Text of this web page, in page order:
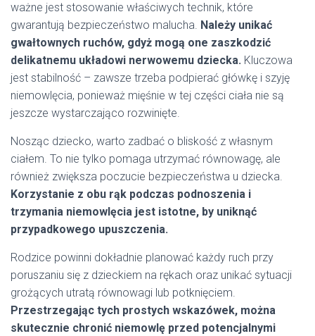
ważne jest stosowanie właściwych technik, które
gwarantują bezpieczeństwo malucha. Należy unikać
gwałtownych ruchów, gdyż mogą one zaszkodzić
delikatnemu układowi nerwowemu dziecka. Kluczowa
jest stabilność – zawsze trzeba podpierać główkę i szyję
niemowlęcia, ponieważ mięśnie w tej części ciała nie są
jeszcze wystarczająco rozwinięte.
Nosząc dziecko, warto zadbać o bliskość z własnym
ciałem. To nie tylko pomaga utrzymać równowagę, ale
również zwiększa poczucie bezpieczeństwa u dziecka.
Korzystanie z obu rąk podczas podnoszenia i
trzymania niemowlęcia jest istotne, by uniknąć
przypadkowego upuszczenia.
Rodzice powinni dokładnie planować każdy ruch przy
poruszaniu się z dzieckiem na rękach oraz unikać sytuacji
grożących utratą równowagi lub potknięciem.
Przestrzegając tych prostych wskazówek, można
skutecznie chronić niemowlę przed potencjalnymi